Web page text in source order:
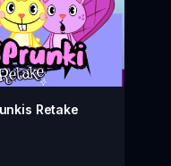
Retake